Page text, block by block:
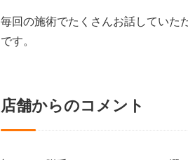
毎回の施術でたくさんお話していた
です。
店舗からのコメント